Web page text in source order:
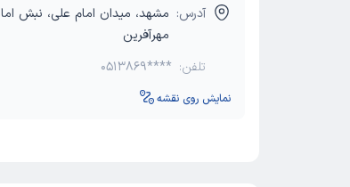
آدرس:
مهرآفرین
تلفن: 0513869****
نمایش روی نقشه